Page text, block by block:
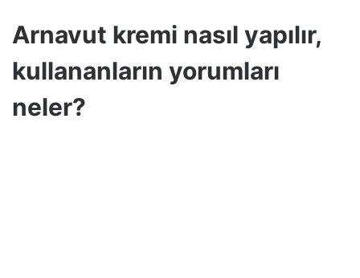
Arnavut kremi nasıl yapılır,
kullananların yorumları
neler?